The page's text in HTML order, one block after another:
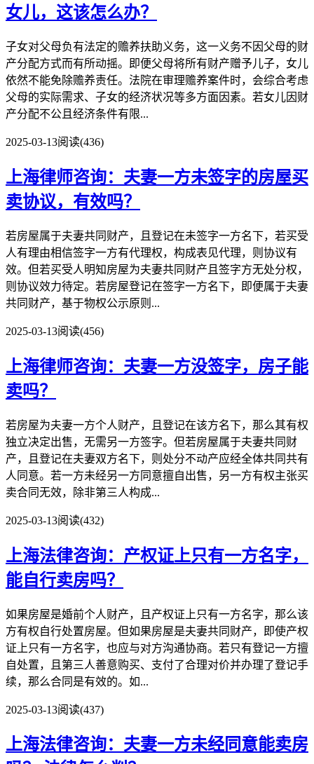
女儿，这该怎么办？
子女对父母负有法定的赡养扶助义务，这一义务不因父母的财
产分配方式而有所动摇。即便父母将所有财产赠予儿子，女儿
依然不能免除赡养责任。法院在审理赡养案件时，会综合考虑
父母的实际需求、子女的经济状况等多方面因素。若女儿因财
产分配不公且经济条件有限...
2025-03-13阅读(436)
上海律师咨询：夫妻一方未签字的房屋买
卖协议，有效吗？
若房屋属于夫妻共同财产，且登记在未签字一方名下，若买受
人有理由相信签字一方有代理权，构成表见代理，则协议有
效。但若买受人明知房屋为夫妻共同财产且签字方无处分权，
则协议效力待定。若房屋登记在签字一方名下，即便属于夫妻
共同财产，基于物权公示原则...
2025-03-13阅读(456)
上海律师咨询：夫妻一方没签字，房子能
卖吗？
若房屋为夫妻一方个人财产，且登记在该方名下，那么其有权
独立决定出售，无需另一方签字。但若房屋属于夫妻共同财
产，且登记在夫妻双方名下，则处分不动产应经全体共同共有
人同意。若一方未经另一方同意擅自出售，另一方有权主张买
卖合同无效，除非第三人构成...
2025-03-13阅读(432)
上海法律咨询：产权证上只有一方名字，
能自行卖房吗？
如果房屋是婚前个人财产，且产权证上只有一方名字，那么该
方有权自行处置房屋。但如果房屋是夫妻共同财产，即使产权
证上只有一方名字，也应与对方沟通协商。若只有登记一方擅
自处置，且第三人善意购买、支付了合理对价并办理了登记手
续，那么合同是有效的。如...
2025-03-13阅读(437)
上海法律咨询：夫妻一方未经同意能卖房